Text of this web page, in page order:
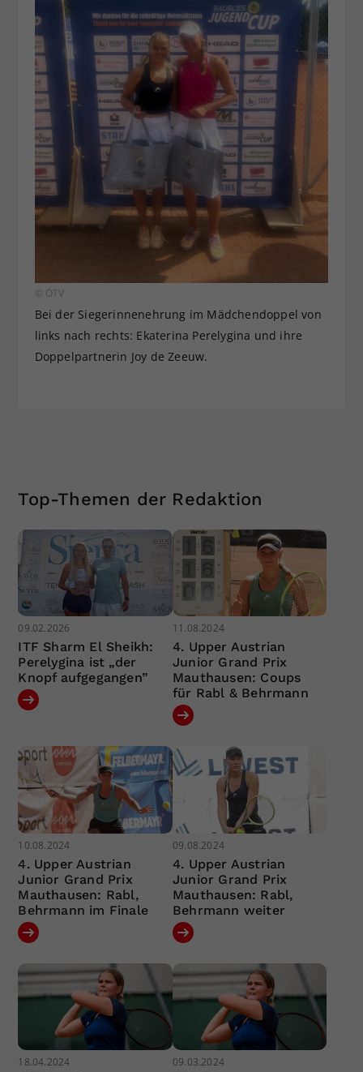
© ÖTV
Bei der Siegerinnenehrung im Mädchendoppel von
links nach rechts: Ekaterina Perelygina und ihre
Doppelpartnerin Joy de Zeeuw.
Top-Themen der Redaktion
09.02.2026
ITF Sharm El Sheikh:
Perelygina ist „der
Knopf aufgegangen”
11.08.2024
4. Upper Austrian
Junior Grand Prix
Mauthausen: Coups
für Rabl & Behrmann
10.08.2024
4. Upper Austrian
Junior Grand Prix
Mauthausen: Rabl,
Behrmann im Finale
09.08.2024
4. Upper Austrian
Junior Grand Prix
Mauthausen: Rabl,
Behrmann weiter
18.04.2024 09.03.2024